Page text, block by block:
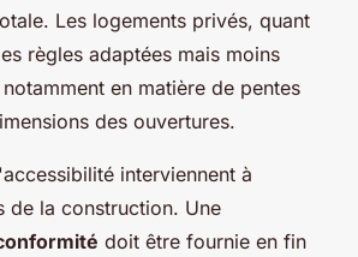
Les logements privés, quant
règles adaptées mais moins
en matière de pentes
des ouvertures.
interviennent à
de la construction. Une
doit être fournie en fin